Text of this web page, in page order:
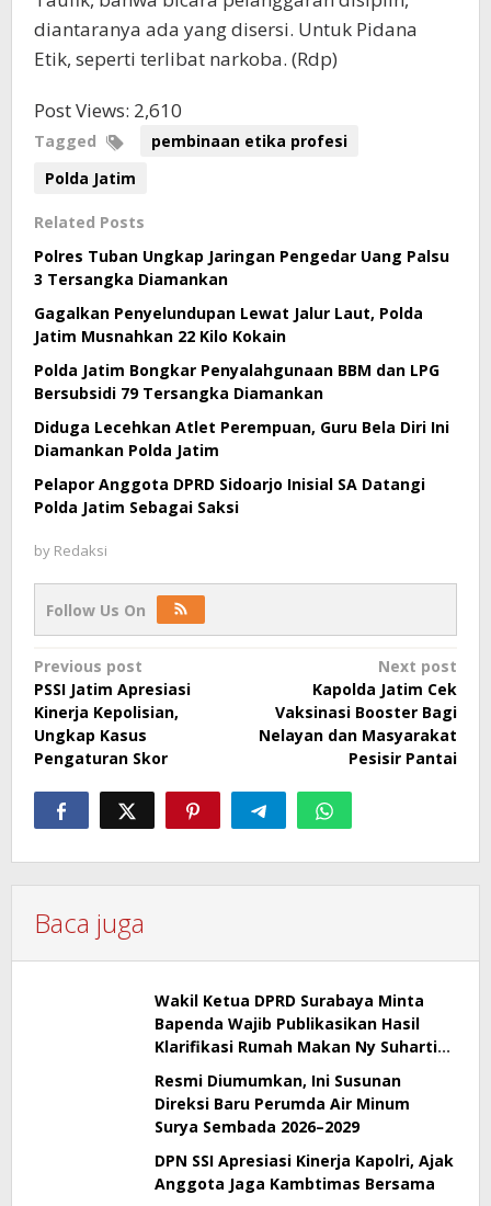
diantaranya ada yang disersi. Untuk Pidana
Etik, seperti terlibat narkoba. (Rdp)
Post Views: 2,610
Tagged
pembinaan etika profesi
Polda Jatim
Related Posts
Polres Tuban Ungkap Jaringan Pengedar Uang Palsu
3 Tersangka Diamankan
Gagalkan Penyelundupan Lewat Jalur Laut, Polda
Jatim Musnahkan 22 Kilo Kokain
Polda Jatim Bongkar Penyalahgunaan BBM dan LPG
Bersubsidi 79 Tersangka Diamankan
Diduga Lecehkan Atlet Perempuan, Guru Bela Diri Ini
Diamankan Polda Jatim
Pelapor Anggota DPRD Sidoarjo Inisial SA Datangi
Polda Jatim Sebagai Saksi
by Redaksi
Follow Us On
Post
navigation
Previous post
PSSI Jatim Apresiasi
Kinerja Kepolisian,
Ungkap Kasus
Pengaturan Skor
Next post
Kapolda Jatim Cek
Vaksinasi Booster Bagi
Nelayan dan Masyarakat
Pesisir Pantai
Baca juga
Wakil Ketua DPRD Surabaya Minta
Bapenda Wajib Publikasikan Hasil
Klarifikasi Rumah Makan Ny Suharti
Soal Pajak
Resmi Diumumkan, Ini Susunan
Direksi Baru Perumda Air Minum
Surya Sembada 2026–2029
DPN SSI Apresiasi Kinerja Kapolri, Ajak
Anggota Jaga Kambtimas Bersama